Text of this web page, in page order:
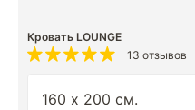
Кровать LOUNGE
13 отзывов